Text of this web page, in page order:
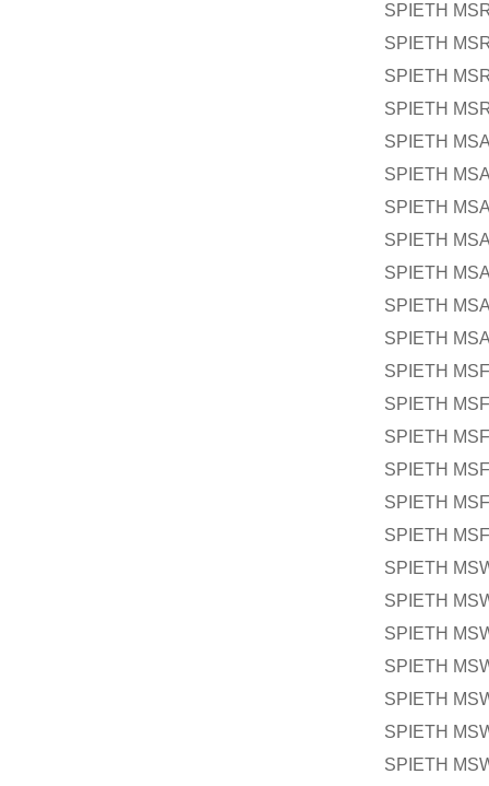
SPIETH
SPIETH
SPIETH
SPIETH
SPIETH
SPIETH
SPIETH
SPIETH
SPIETH
SPIETH
SPIETH
SPIETH
SPIETH
SPIETH
SPIETH
SPIETH
SPIETH
SPIETH
SPIETH
SPIETH
SPIETH
SPIETH
SPIETH
SPIETH